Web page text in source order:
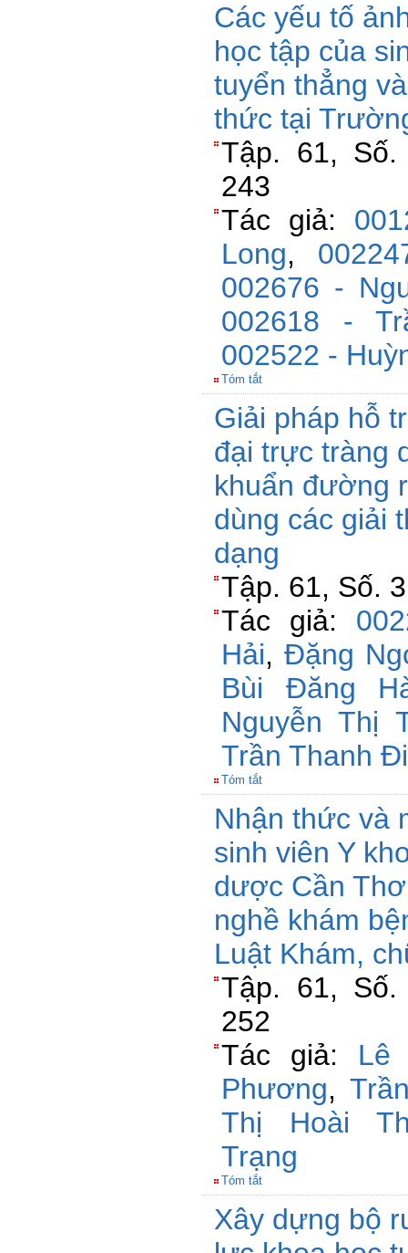
Các yếu tố
học tập của
tuyển thẳng
thức tại
Tập. 61,
243
Tác giả:
Long,
002676 -
002618 -
002522 -
Tóm tắt
Giải pháp hỗ
đại trực tràng
khuẩn đường
dùng các giải
dạng
Tập. 61, Số.
Tác giả:
Hải, Đặng
Bùi Đăng
Nguyễn Thị
Trần Thanh
Tóm tắt
Nhận thức và
sinh viên Y
dược Cần
nghề khám
Luật Khám,
Tập. 61,
252
Tác giả: Lê
Phương,
Thị Hoài
Trạng
Tóm tắt
Xây dựng bộ